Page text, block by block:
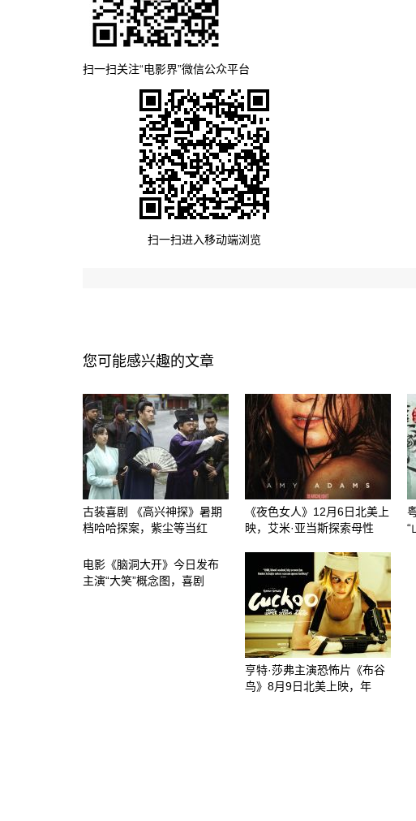
扫一扫关注“电影界”微信公众平台
扫一扫进入移动端浏览
您可能感兴趣的文章
古装喜剧 《高兴神探》暑期
档哈哈探案，紫尘等当红
《夜色女人》12月6日北美上
映，艾米·亚当斯探索母性
“
电影《脑洞大开》今日发布
主演“大笑”概念图，喜剧
亨特·莎弗主演恐怖片《布谷
鸟》8月9日北美上映，年